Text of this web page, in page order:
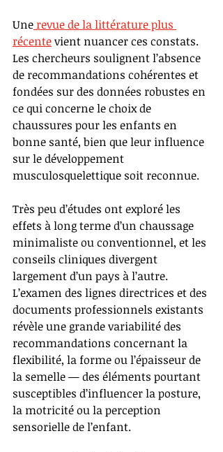
Une revue de la littérature plus
récente vient nuancer ces constats.
Les chercheurs soulignent l’absence
de recommandations cohérentes et
fondées sur des données robustes en
ce qui concerne le choix de
chaussures pour les enfants en
bonne santé, bien que leur influence
sur le développement
musculosquelettique soit reconnue.
Très peu d’études ont exploré les
effets à long terme d’un chaussage
minimaliste ou conventionnel, et les
conseils cliniques divergent
largement d’un pays à l’autre.
L’examen des lignes directrices et des
documents professionnels existants
révèle une grande variabilité des
recommandations concernant la
flexibilité, la forme ou l’épaisseur de
la semelle — des éléments pourtant
susceptibles d’influencer la posture,
la motricité ou la perception
sensorielle de l’enfant.